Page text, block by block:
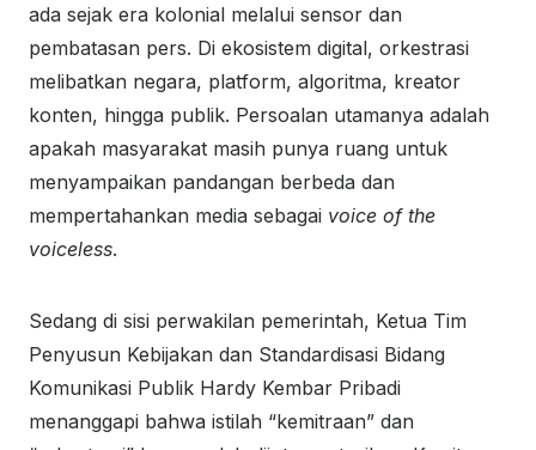
ada sejak era kolonial melalui sensor dan
pembatasan pers. Di ekosistem digital, orkestrasi
melibatkan negara, platform, algoritma, kreator
konten, hingga publik. Persoalan utamanya adalah
apakah masyarakat masih punya ruang untuk
menyampaikan pandangan berbeda dan
mempertahankan media sebagai voice of the
voiceless.
Sedang di sisi perwakilan pemerintah, Ketua Tim
Penyusun Kebijakan dan Standardisasi Bidang
Komunikasi Publik Hardy Kembar Pribadi
menanggapi bahwa istilah “kemitraan” dan